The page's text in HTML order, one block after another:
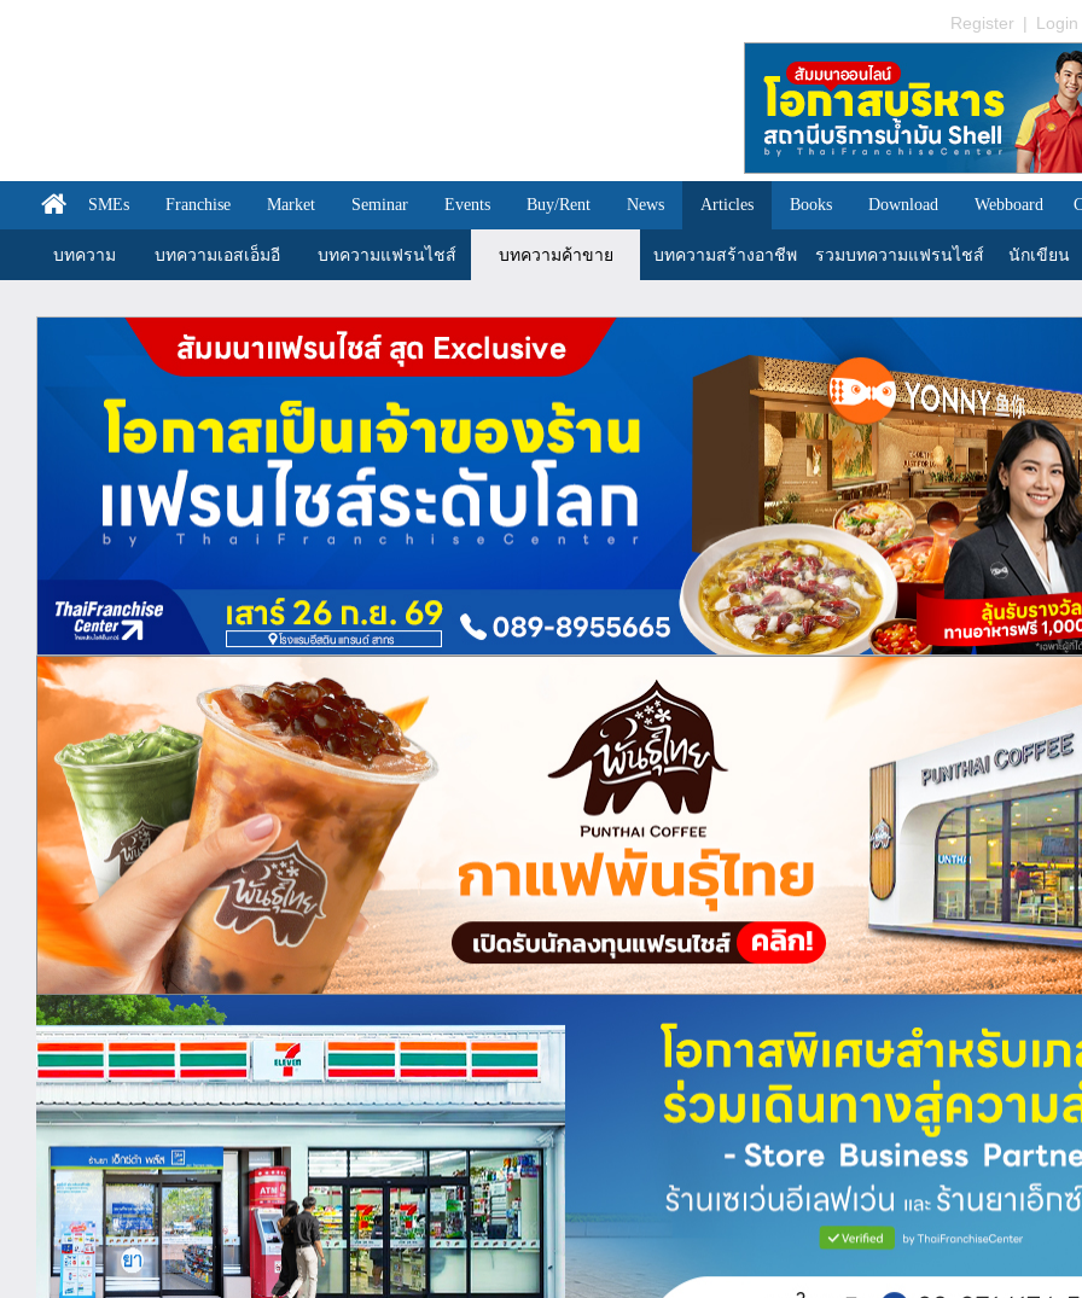
Register | Login
SMEs Franchise Market Seminar Events Buy/Rent News Articles Books Download Webboard
บทความ บทความเอสเอ็มอี บทความแฟรนไชส์ บทความค้าขาย บทความสร้างอาชีพ รวมบทความแฟรนไชส์ นักเขียน